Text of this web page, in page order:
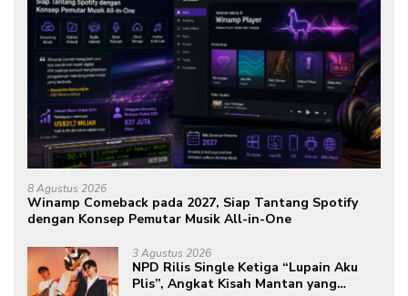
8 Agustus 2026
Winamp Comeback pada 2027, Siap Tantang Spotify
dengan Konsep Pemutar Musik All-in-One
3 Agustus 2026
NPD Rilis Single Ketiga “Lupain Aku
Plis”, Angkat Kisah Mantan yang